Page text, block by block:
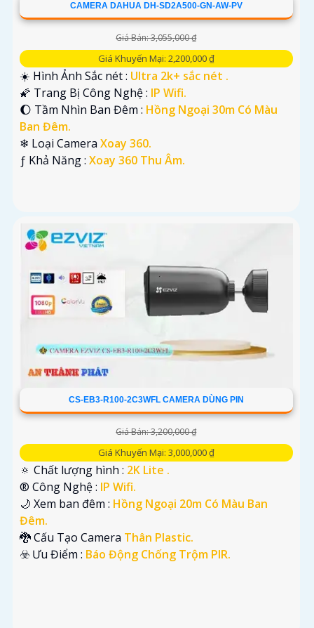
CAMERA DAHUA DH-SD2A500-GN-AW-PV
Giá Bán: 3,055,000 ₫
Giá Khuyến Mại: 2,200,000 ₫
☀️ Hình Ảnh Sắc nét : Ultra 2k+ sắc nét .
🌠 Trang Bị Công Nghệ : IP Wifi.
🌔 Tầm Nhìn Ban Đêm : Hồng Ngoại 30m Có Màu
Ban Đêm.
❄ Loại Camera Xoay 360.
️ƒ Khả Năng : Xoay 360 Thu Âm.
CS-EB3-R100-2C3WFL CAMERA DÙNG PIN
Giá Bán: 3,200,000 ₫
Giá Khuyến Mại: 3,000,000 ₫
🔅 Chất lượng hình : 2K Lite .
®️ Công Nghệ : IP Wifi.
🌙 Xem ban đêm : Hồng Ngoại 20m Có Màu Ban
Đêm.
🐉️ Cấu Tạo Camera Thân Plastic.
️☣️ Ưu Điểm : Báo Động Chống Trộm PIR.